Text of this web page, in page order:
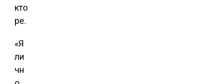
кто
ре.
«Я
ли
чн